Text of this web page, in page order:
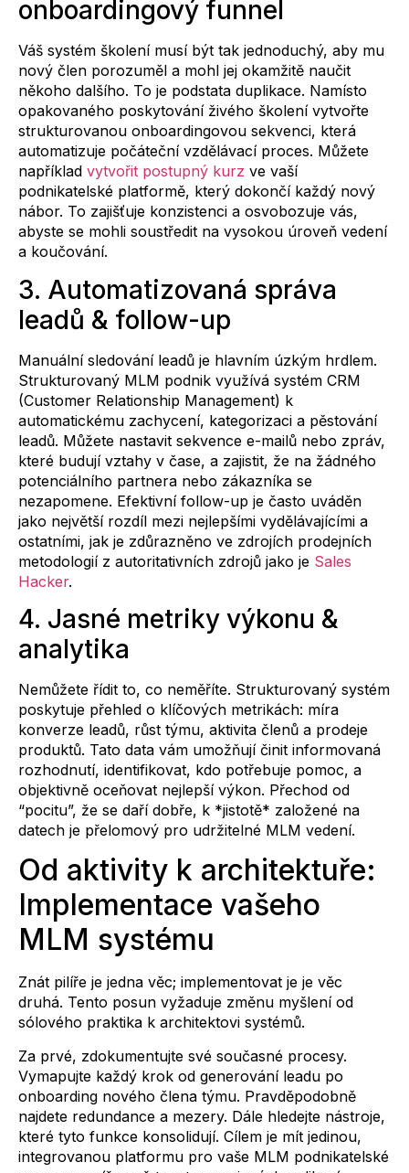
onboardingový funnel
Váš systém školení musí být tak jednoduchý, aby mu
nový člen porozuměl a mohl jej okamžitě naučit
někoho dalšího. To je podstata duplikace. Namísto
opakovaného poskytování živého školení vytvořte
strukturovanou onboardingovou sekvenci, která
automatizuje počáteční vzdělávací proces. Můžete
například vytvořit postupný kurz ve vaší
podnikatelské platformě, který dokončí každý nový
nábor. To zajišťuje konzistenci a osvobozuje vás,
abyste se mohli soustředit na vysokou úroveň vedení
a koučování.
3. Automatizovaná správa
leadů & follow-up
Manuální sledování leadů je hlavním úzkým hrdlem.
Strukturovaný MLM podnik využívá systém CRM
(Customer Relationship Management) k
automatickému zachycení, kategorizaci a pěstování
leadů. Můžete nastavit sekvence e-mailů nebo zpráv,
které budují vztahy v čase, a zajistit, že na žádného
potenciálního partnera nebo zákazníka se
nezapomene. Efektivní follow-up je často uváděn
jako největší rozdíl mezi nejlepšími vydělávajícími a
ostatními, jak je zdůrazněno ve zdrojích prodejních
metodologií z autoritativních zdrojů jako je Sales
Hacker.
4. Jasné metriky výkonu &
analytika
Nemůžete řídit to, co neměříte. Strukturovaný systém
poskytuje přehled o klíčových metrikách: míra
konverze leadů, růst týmu, aktivita členů a prodeje
produktů. Tato data vám umožňují činit informovaná
rozhodnutí, identifikovat, kdo potřebuje pomoc, a
objektivně oceňovat nejlepší výkon. Přechod od
“pocitu”, že se daří dobře, k *jistotě* založené na
datech je přelomový pro udržitelné MLM vedení.
Od aktivity k architektuře:
Implementace vašeho
MLM systému
Znát pilíře je jedna věc; implementovat je je věc
druhá. Tento posun vyžaduje změnu myšlení od
sólového praktika k architektovi systémů.
Za prvé, zdokumentujte své současné procesy.
Vymapujte každý krok od generování leadu po
onboarding nového člena týmu. Pravděpodobně
najdete redundance a mezery. Dále hledejte nástroje,
které tyto funkce konsolidují. Cílem je mít jedinou,
integrovanou platformu pro vaše MLM podnikatelské